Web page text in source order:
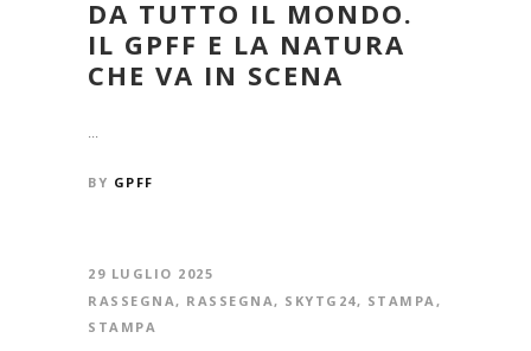
DA TUTTO IL MONDO.
IL GPFF E LA NATURA
CHE VA IN SCENA
...
BY GPFF
29 LUGLIO 2025
RASSEGNA, RASSEGNA, SKYTG24, STAMPA,
STAMPA